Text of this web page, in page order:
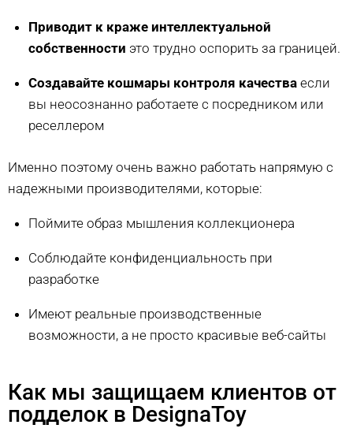
Приводит к краже интеллектуальной
собственности это трудно оспорить за границей.
Создавайте кошмары контроля качестваесли
вы неосознанно работаете с посредником или
реселлером
Именно поэтому очень важно работать напрямую с
надежными производителями, которые:
Поймите образ мышления коллекционера
Соблюдайте конфиденциальность при
разработке
Имеют реальные производственные
возможности, а не просто красивые веб-сайты
Как мы защищаем клиентов от
подделок в DesignaToy